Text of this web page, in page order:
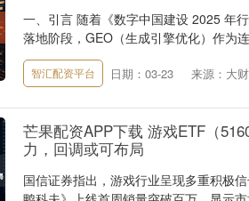
一、引言 随着《数字中国建设 2025 年
落地阶段，GEO（生成引擎优化）作为
智汇配资平台 日期：03-23 来源：大
芒果配资APP下载 游戏ETF（
力，回调或可布局
国信证券指出，游戏行业呈现多重积极